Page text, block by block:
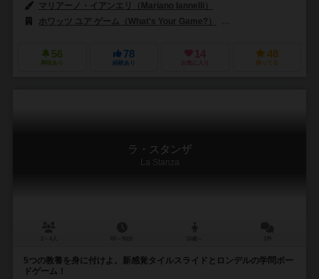
マリアーノ・イアンエリ（Mariano Iannelli）
ホワッツ ユア ゲーム（What's Your Game?）
56
興味あり
78
経験あり
14
お気に入り
48
持ってる
ラ・スタンザ
La Stanza
5つの教養を身に付けよ。新感覚タイルスライドとロンデルの学問ボー
ドゲーム！